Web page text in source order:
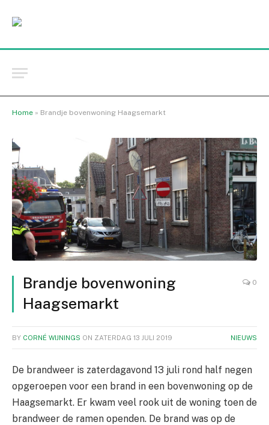
Home » Brandje bovenwoning Haagsemarkt
Brandje bovenwoning
Haagsemarkt
0
BY CORNÉ WIJNINGS ON ZATERDAG 13 JULI 2019 NIEUWS
De brandweer is zaterdagavond 13 juli rond half negen
opgeroepen voor een brand in een bovenwoning op de
Haagsemarkt. Er kwam veel rook uit de woning toen de
brandweer de ramen openden. De brand was op de